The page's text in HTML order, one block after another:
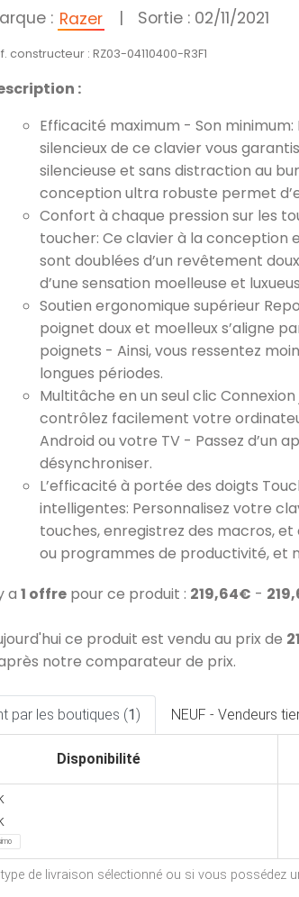
: Razer | Sortie : 02/11/2021
constructeur : RZ03-04110400-R3F1
:
Efficacité maximum - Son
silencieux de ce clavier vous
silencieuse et sans distraction au
conception ultra robuste permet
Confort à chaque pression sur les
toucher: Ce clavier à la conception
sont doublées d’un revêtement
d’une sensation moelleuse et
Soutien ergonomique supérieur
poignet doux et moelleux s’aligne
poignets - Ainsi, vous ressentez
longues périodes.
Multitâche en un seul clic
contrôlez facilement votre
Android ou votre TV - Passez d’un
désynchroniser.
L’efficacité à portée des doigts
intelligentes: Personnalisez votre
touches, enregistrez des macros,
ou programmes de productivité, et
a 1 offre pour ce produit : 219,64€ -
ce produit est vendu au prix de
notre comparateur de prix.
par les boutiques (1) NEUF - Vendeurs
Disponibilité
de livraison sélectionné ou si vous possédez